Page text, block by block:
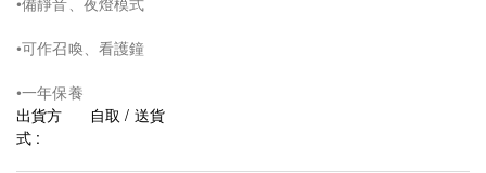
•可作召喚、看護鐘
•一年保養
出貨方
式 :
自取 / 送貨